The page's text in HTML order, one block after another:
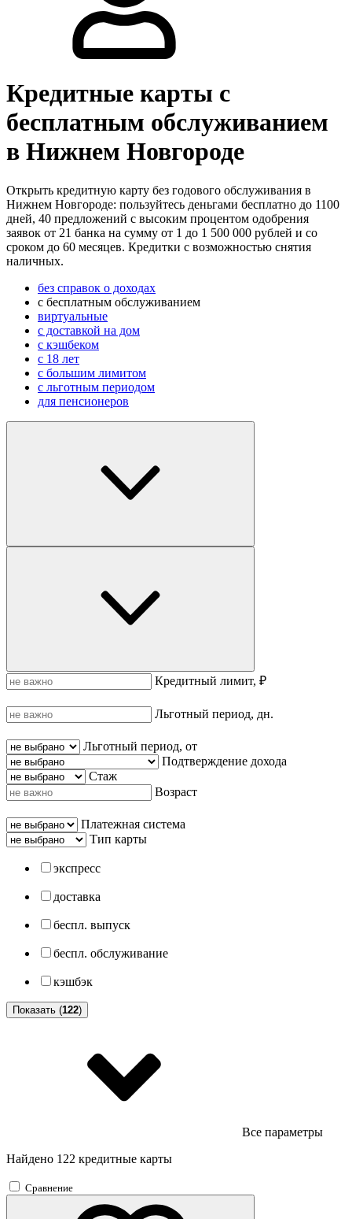
Кредитные карты с
бесплатным обслуживанием
в Нижнем Новгороде
Открыть кредитную карту без годового обслуживания в
Нижнем Новгороде: пользуйтесь деньгами бесплатно до 1100
дней, 40 предложений с высоким процентом одобрения
заявок от 21 банка на сумму от 1 до 1 500 000 рублей и со
сроком до 60 месяцев. Кредитки с возможностью снятия
наличных.
без справок о доходах
с бесплатным обслуживанием
виртуальные
с доставкой на дом
с кэшбеком
с 18 лет
с большим лимитом
с льготным периодом
для пенсионеров
Кредитный лимит, ₽
Льготный период, дн.
Льготный период, от
Подтверждение дохода
Стаж
Возраст
Платежная система
Тип карты
экспресс
доставка
беспл. выпуск
беспл. обслуживание
кэшбэк
Показать (122)
Все параметры
Найдено 122 кредитные карты
Сравнение